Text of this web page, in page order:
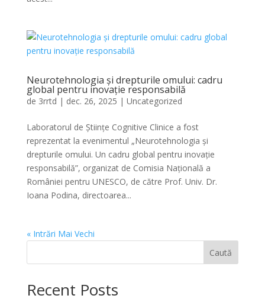
Neurotehnologia și drepturile omului: cadru
global pentru inovație responsabilă
de 3rrtd | dec. 26, 2025 | Uncategorized
Laboratorul de Științe Cognitive Clinice a fost
reprezentat la evenimentul „Neurotehnologia și
drepturile omului. Un cadru global pentru inovație
responsabilă”, organizat de Comisia Națională a
României pentru UNESCO, de către Prof. Univ. Dr.
Ioana Podina, directoarea...
« Intrări Mai Vechi
Caută
Recent Posts